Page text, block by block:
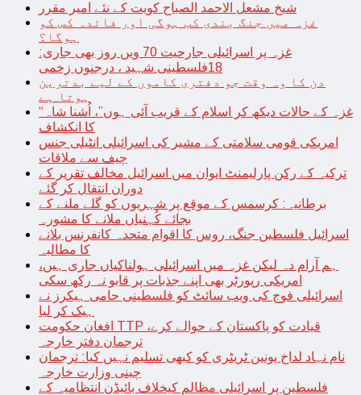
شیخ مشعل الاحمد الصباح کویت کے نئے امیر مقرر
غزہ میں جنگ بندی کب ہوگی اور فائدہ کس کو
ہوگا؟
غزہ پر اسرائیلی جارحیت 70 ویں روز بھی جاری:
18فلسطینی شہید ، درجنوں زخمی
دن کا وہ وقت جو دفتری کاموں کے لیے بدترین
ہوتا ہے
“غزہ کے حالات دیکھ کر اسلام کے قریب آئی ہوں”، اُشنا شاہ
کا انکشاف
امریکی قومی سلامتی کے مشیر کی اسرائیلی انٹیلی جنس
چیف سے ملاقات
ترکیہ کے رکن پارلیمنٹ ایوان میں اسرائیل مخالف تقریر کے
دوران انتقال کر گئے
برطانیہ: کرسمس کے موقع پر شہریوں کو گلے ملنے کے
بجائے کُہنیاں ملانے کا مشورہ
اسرائیل فلسطین جنگ، روس کا اقوام متحدہ کانفرنس بلانے
کا مطالبہ
ہم آرام دہ لیکن غزہ میں اسرائیلی ہولناکیاں جاری ہیں،
امریکی رپورٹر بھی اپنے جذبات پر قابو نہ رکھ سکی
اسرائیلی فوج کی ویب سائٹ کو فلسطینی حامی ہیکرز نے
ہیک کر لیا
افغان حکومت TTP قیادت کو پاکستان کے حوالے کرے،
ترجمان دفتر خارجہ
نام نہاد لداخ یونین ٹریٹری کو کبھی تسلیم نہیں کیا: ترجمان
چینی وزارت خارجہ
فلسطین پر اسرائیلی مظالم کیخلاف بائیڈن انتظامیہ کے